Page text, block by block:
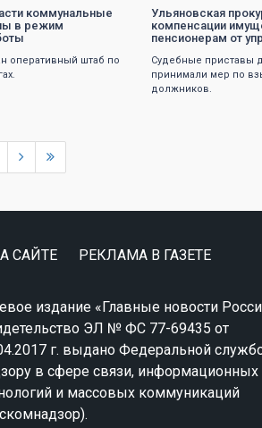
коммунальные
в режим
оперативный штаб по
Ульяновская
компенсации
пенсионерам от
Судебные приставы
принимали мер по
должников.
САЙТЕ РЕКЛАМА В ГАЗЕТЕ
издание «Главные новости
ЭЛ № ФС 77-69435 от
г. выдано Федеральной
в сфере связи, информационных
и массовых коммуникаций